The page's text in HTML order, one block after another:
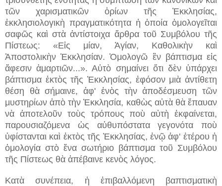
τῶν χαρισματικῶν ὁρίων τῆς Ἐκκλησίας,
ἐκκλησιολογικὴ πραγματικότητα ἡ ὁποία ὁμολογεῖται
σαφῶς καὶ στὰ ἀντίστοιχα ἄρθρα τοῦ Συμβόλου τῆς
Πίστεως: «Εἰς μίαν, Ἁγίαν, Καθολικὴν καὶ
Ἀποστολικὴν Ἐκκλησίαν. Ὁμολογῶ ἓν βάπτισμα εἰς
ἄφεσιν ἁμαρτιῶν...». Αὐτὸ σημαίνει ὅτι δὲν ὑπάρχει
βάπτισμα ἐκτὸς τῆς Ἐκκλησίας, ἐφόσον μιὰ ἀντίθετη
θέση θὰ σήμαινε, ἀφ' ἑνὸς τὴν ἀποδέσμευση τῶν
μυστηρίων ἀπὸ τὴν Ἐκκλησία, καθὼς αὐτὰ θὰ ἔπαυαν
νὰ ἀποτελοῦν τοὺς τρόπους ποὺ αὐτὴ ἐκφαίνεται,
παρουσιαζόμενα ὡς αὐθυπόστατα γεγονότα ποὺ
ὑφίστανται καὶ ἐκτὸς τῆς Ἐκκλησίας, ἐνῷ ἀφ' ἑτέρου ἡ
ὁμολογία στὸ ἕνα σωτήριο βάπτισμα τοῦ Συμβόλου
τῆς Πίστεως θὰ ἀπέβαινε κενὸς λόγος.
Κατὰ συνέπεια, ἡ ἐπιβαλλόμενη βαπτισματικὴ